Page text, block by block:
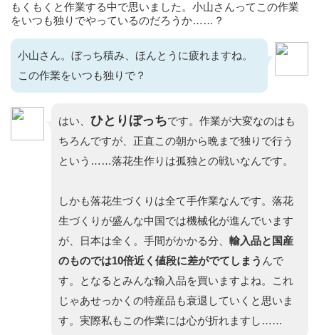
もくもくと作業する中で思いました。小山さんってこの作業
をいつも独りでやっているのだろうか……？
小山さん。ぼっち積み、ほんとうに疲れますね。
この作業をいつも独りで？
はい、 ひとりぼっちです。作業が大変なのはも
ちろんですが、正直この朝から晩まで独りで行う
という……落花生作りは孤独との戦いなんです。
しかも落花生づくりは全て手作業なんです。落花
生づくりが盛んな中国では機械化が進んでいます
が、日本は全く。手間がかかる分、 輸入品と国産
のものでは10倍近く値段に差がでてしまう んで
す。となるとみんな輸入品を買いますよね。これ
じゃあせっかくの特産品も衰退していくと思いま
す。実際私もこの作業には心が折れますし……